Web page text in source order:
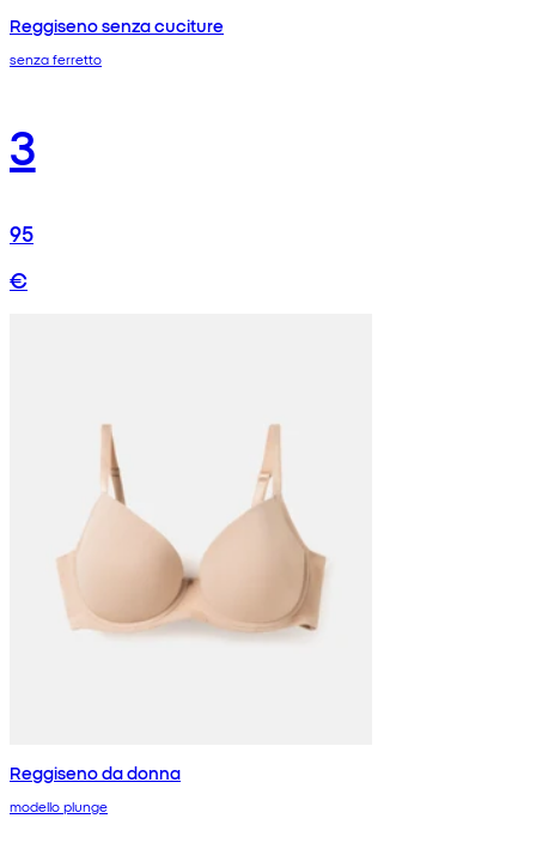
Reggiseno senza cuciture
senza ferretto
3
95
€
Reggiseno da donna
modello plunge